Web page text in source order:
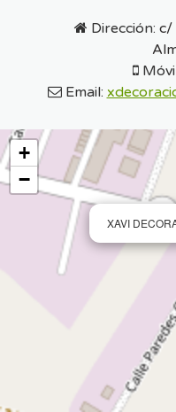
Dirección: c/
Email:
XAVI
+
−